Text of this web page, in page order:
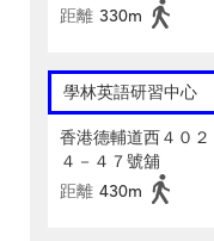
距離 330m
學林英語研習中心
香港德輔道西４０
４－４７號舖
距離 430m